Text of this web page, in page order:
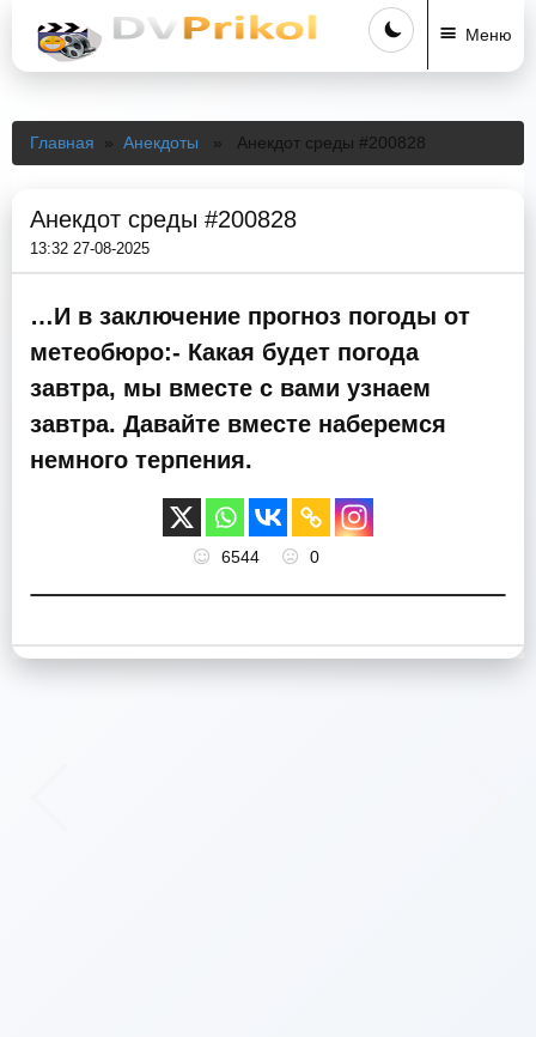
Меню
Главная » Анекдоты » Анекдот среды #200828
Анекдот среды #200828
13:32 27-08-2025
…И в заключение прогноз погоды от
метеобюро:- Какая будет погода
завтра, мы вместе с вами узнаем
завтра. Давайте вместе наберемся
немного терпения.
6544 0